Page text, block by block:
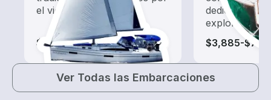
el viento.
$725-$51,330
dedicado a
exploración.
$3,885-
Ver Todas las Embarcaciones